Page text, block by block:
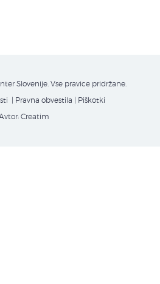
Slovenije. Vse pravice pridržane.
| Pravna obvestila Piškotki
Creatim